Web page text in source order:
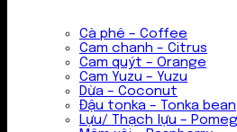
Cà phê – Coffee
Cam chanh – Citrus
Cam quýt – Orange
Cam Yuzu – Yuzu
Dừa – Coconut
Đậu tonka – Tonka bean
Lựu/ Thạch lựu –